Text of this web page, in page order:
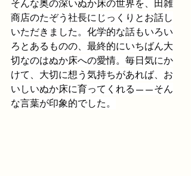
そんな奥の深いぬか床の世界を、田雑
商店のたぞう社長にじっくりとお話し
いただきました。化学的な話もいろい
ろとあるものの、最終的にいちばん大
切なのはぬか床への愛情。毎日気にか
けて、大切に想う気持ちがあれば、お
いしいぬか床に育ってくれる——そん
な言葉が印象的でした。